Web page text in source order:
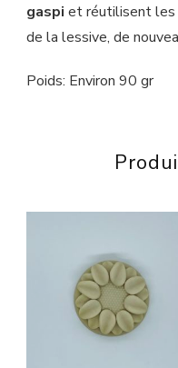
gaspi et réutilisent les
de la lessive, de
Poids: Environ 90 gr